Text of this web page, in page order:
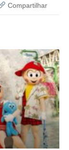
Compartilhar